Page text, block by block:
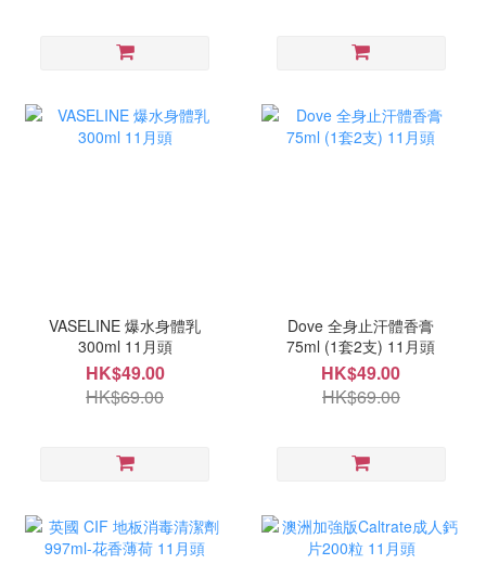
VASELINE 爆水身體乳
300ml 11月頭
HK$49.00
HK$69.00
Dove 全身止汗體香膏
75ml (1套2支) 11月頭
HK$49.00
HK$69.00